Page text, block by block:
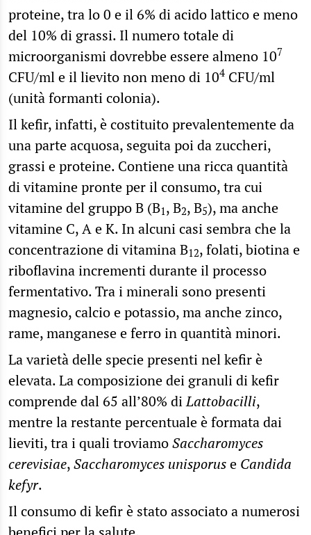
proteine, tra lo 0 e il 6% di acido lattico e meno
del 10% di grassi. Il numero totale di
microorganismi dovrebbe essere almeno 107
CFU/ml e il lievito non meno di 104 CFU/ml
(unità formanti colonia).
Il kefir, infatti, è costituito prevalentemente da
una parte acquosa, seguita poi da zuccheri,
grassi e proteine. Contiene una ricca quantità
di vitamine pronte per il consumo, tra cui
vitamine del gruppo B (B1, B2, B5), ma anche
vitamine C, A e K. In alcuni casi sembra che la
concentrazione di vitamina B12, folati, biotina e
riboflavina incrementi durante il processo
fermentativo. Tra i minerali sono presenti
magnesio, calcio e potassio, ma anche zinco,
rame, manganese e ferro in quantità minori.
La varietà delle specie presenti nel kefir è
elevata. La composizione dei granuli di kefir
comprende dal 65 all’80% diLattobacilli,
mentre la restante percentuale è formata dai
lieviti, tra i quali troviamoSaccharomyces
cerevisiae,Saccharomyces unisporuse Candida
kefyr.
Il consumo di kefir è stato associato a numerosi